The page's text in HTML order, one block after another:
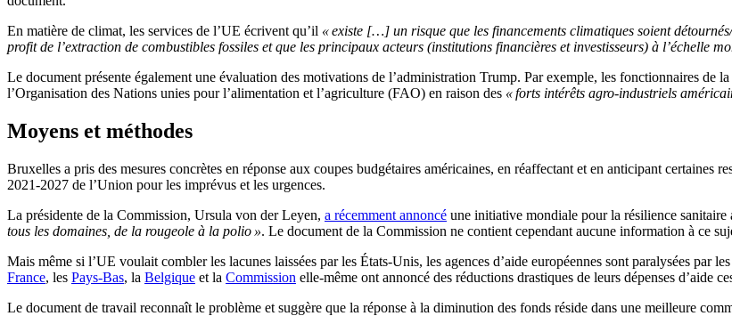
En matière de climat, les services de l’UE écrivent qu’il « existe […] un risque que les financements climatiques soient
profit de l’extraction de combustibles fossiles et que les principaux acteurs (institutions financières et investisseurs) à l’échelle
Le document présente également une évaluation des motivations de l’administration Trump. Par exemple, les fonctionnaires de
l’Organisation des Nations unies pour l’alimentation et l’agriculture (FAO) en raison des « forts intérêts agro-industriels
Moyens et méthodes
Bruxelles a pris des mesures concrètes en réponse aux coupes budgétaires américaines, en réaffectant et en anticipant certaines
2021-2027 de l’Union pour les imprévus et les urgences.
La présidente de la Commission, Ursula von der Leyen, a récemment annoncé une initiative mondiale pour la résilience sanitaire
tous les domaines, de la rougeole à la polio ». Le document de la Commission ne contient cependant aucune information à ce
Mais même si l’UE voulait combler les lacunes laissées par les États-Unis, les agences d’aide européennes sont paralysées par
France, les Pays-Bas, la Belgique et la Commission elle-même ont annoncé des réductions drastiques de leurs dépenses d’aide
Le document de travail reconnaît le problème et suggère que la réponse à la diminution des fonds réside dans une meilleure